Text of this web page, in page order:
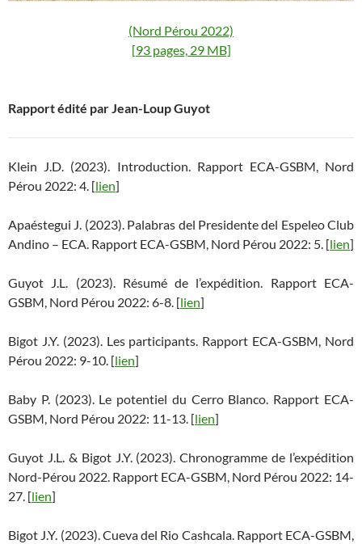
(Nord Pérou 2022)
[93 pages, 29 MB]
Rapport édité par Jean-Loup Guyot
Klein J.D. (2023). Introduction. Rapport ECA-GSBM, Nord
Pérou 2022: 4. [lien]
Apaéstegui J. (2023). Palabras del Presidente del Espeleo Club
Andino – ECA. Rapport ECA-GSBM, Nord Pérou 2022: 5. [lien]
Guyot J.L. (2023). Résumé de l’expédition. Rapport ECA-
GSBM, Nord Pérou 2022: 6-8. [lien]
Bigot J.Y. (2023). Les participants. Rapport ECA-GSBM, Nord
Pérou 2022: 9-10. [lien]
Baby P. (2023). Le potentiel du Cerro Blanco. Rapport ECA-
GSBM, Nord Pérou 2022: 11-13. [lien]
Guyot J.L. & Bigot J.Y. (2023). Chronogramme de l’expédition
Nord-Pérou 2022. Rapport ECA-GSBM, Nord Pérou 2022: 14-
27. [lien]
Bigot J.Y. (2023). Cueva del Rio Cashcala. Rapport ECA-GSBM,